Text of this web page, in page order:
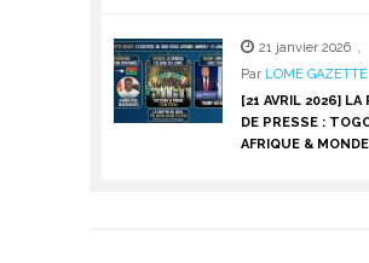
21 janvier 2026 ,
Par LOME GAZETTE
[21 AVRIL 2026] LA
DE PRESSE :
AFRIQUE & MONDE